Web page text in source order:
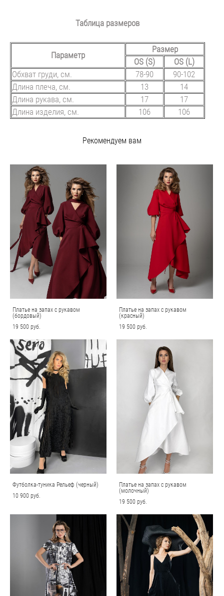
Таблица размеров
Параметр
Размер
OS (S)
OS (L)
Обхват груди, см.
78-90
90-102
Длина плеча, см.
13
14
Длина рукава, см.
17
17
Длина изделия, см.
106 106
Рекомендуем вам
Платье на запах с рукавом
(бордовый)
19 500 pуб.
Платье на запах с рукавом
(красный)
19 500 pуб.
Футболка-туника Рельеф (черный)
10 900 pуб.
Платье на запах с рукавом
(молочный)
19 500 pуб.